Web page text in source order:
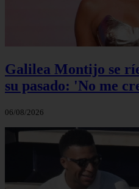
Galilea Montijo se
su pasado: 'No me
06/08/2026